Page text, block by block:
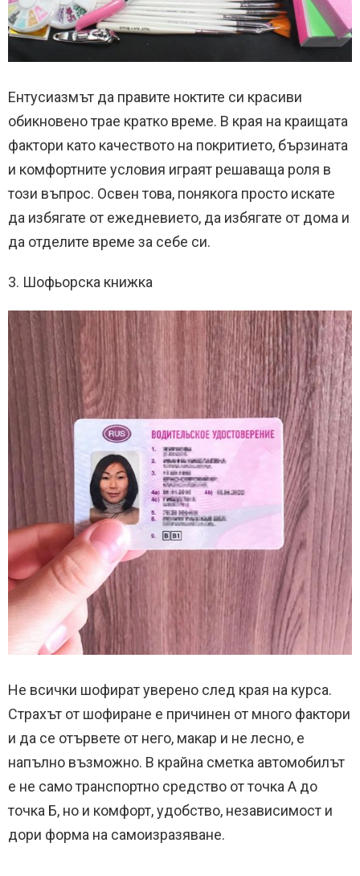
Ентусиазмът да правите ноктите си красиви
обикновено трае кратко време. В края на краищата
фактори като качеството на покритието, бързината
и комфортните условия играят решаваща роля в
този въпрос. Освен това, понякога просто искате
да избягате от ежедневието, да избягате от дома и
да отделите време за себе си.
3. Шофьорска книжка
Не всички шофират уверено след края на курса.
Страхът от шофиране е причинен от много фактори
и да се отървете от него, макар и не лесно, е
напълно възможно. В крайна сметка автомобилът
е не само транспортно средство от точка А до
точка Б, но и комфорт, удобство, независимост и
дори форма на самоизразяване.